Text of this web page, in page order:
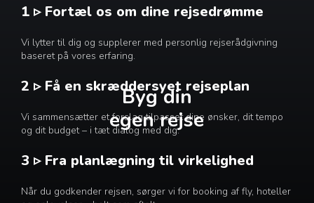
Byg din
egen rejse
1 ▹ Fortæl os om dine rejsedrømme
Vi lytter til dig og supplerer med personlig rejserådgivning
baseret på vores erfaring.
2 ▹ Få en skræddersyet rejseplan
Vi sammensætter et forslag tilpasset dine ønsker, dit tempo
og dit budget – i tæt dialog med dig.
3 ▹ Fra planlægning til virkelighed
Når du godkender rejsen, sørger vi for booking af fly, hoteller